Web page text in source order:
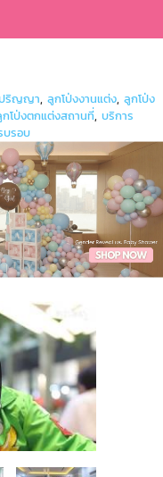
ปริญญา, ลูกโป่งงานแต่ง, ลูกโป่ง
โป่งตกแต่งสถานที่, บริการ
บรอบ